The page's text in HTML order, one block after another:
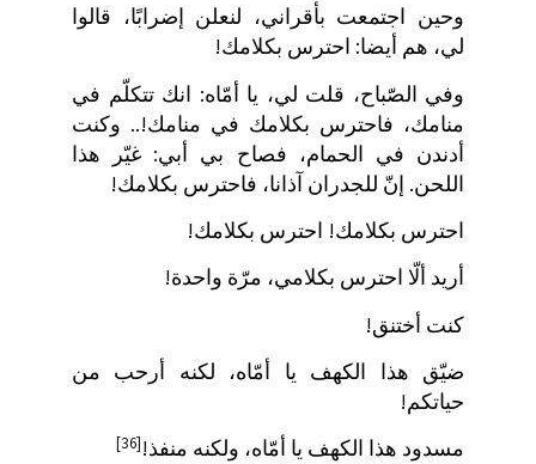
وحين اجتمعت بأقراني، لنعلن إضرابًا، قالوا
لي، هم أيضا: احترس بكلامك!
وفي الصّباح، قلت لي، يا أمّاه: انك تتكلّم في
منامك، فاحترس بكلامك في منامك!.. وكنت
أدندن في الحمام، فصاح بي أبي: غيّر هذا
اللحن. إنّ للجدران آذانا، فاحترس بكلامك!
احترس بكلامك! احترس بكلامك!
أريد ألّا احترس بكلامي، مرّة واحدة!
كنت أختنق!
ضيّق هذا الكهف يا أمّاه، لكنه أرحب من
حياتكم!
مسدود هذا الكهف يا أمّاه، ولكنه منفذ![36]